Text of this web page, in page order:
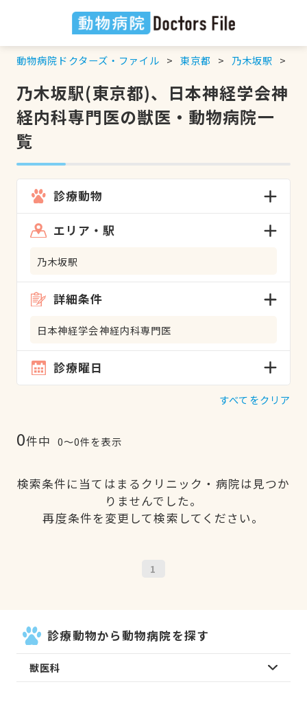
動物病院ドクターズ・ファイル 東京都 乃木坂駅
乃木坂駅(東京都)、日本神経学会神
経内科専門医の獣医・動物病院一
覧
診療動物
エリア・駅
乃木坂駅
詳細条件
日本神経学会神経内科専門医
診療曜日
すべてをクリア
0件中 0〜0件を表示
検索条件に当てはまるクリニック・病院は見つか
りませんでした。
再度条件を変更して検索してください。
1
診療動物から動物病院を探す
獣医科